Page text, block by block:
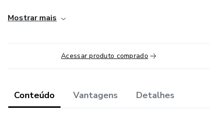
IMPLEMENTO E HOJE VOU COMPARTILHAR COM
VOCÊ FARÁ PARTE DOS GRANDES CASES DE
SUCESSO, ALUNOS QUE FATURARAM MAIS DE
PEQUENAS QUANTIAS E AGORA RECIPIENTES
IMPORTANTES.
Mostrar mais
Acessar produto comprado
Conteúdo Vantagens Detalhes